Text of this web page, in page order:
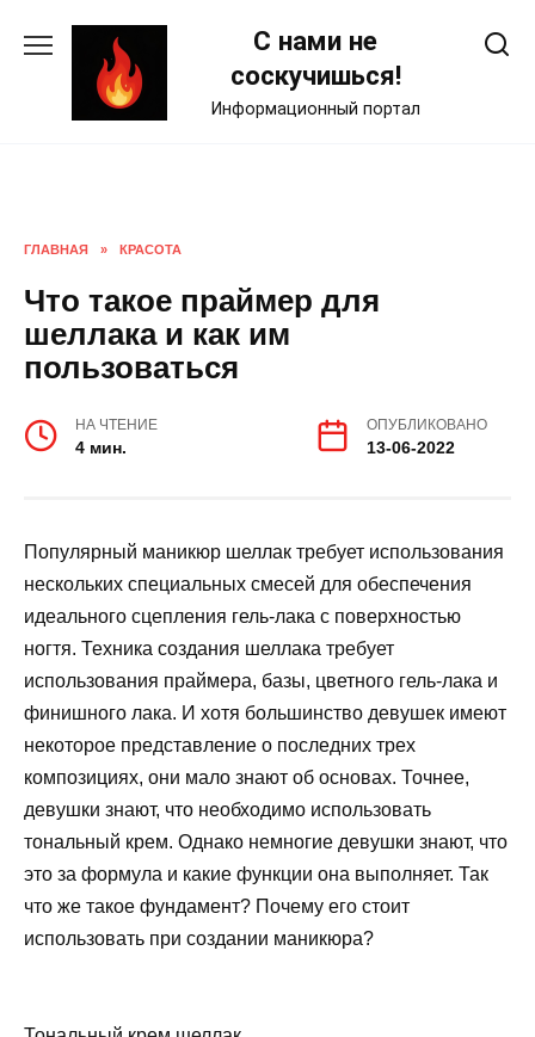
С нами не
соскучишься!
Информационный портал
ГЛАВНАЯ » КРАСОТА
Что такое праймер для
шеллака и как им
пользоваться
НА ЧТЕНИЕ
4 мин.
ОПУБЛИКОВАНО
13-06-2022
Популярный маникюр шеллак требует использования
нескольких специальных смесей для обеспечения
идеального сцепления гель-лака с поверхностью
ногтя. Техника создания шеллака требует
использования праймера, базы, цветного гель-лака и
финишного лака. И хотя большинство девушек имеют
некоторое представление о последних трех
композициях, они мало знают об основах. Точнее,
девушки знают, что необходимо использовать
тональный крем. Однако немногие девушки знают, что
это за формула и какие функции она выполняет. Так
что же такое фундамент? Почему его стоит
использовать при создании маникюра?